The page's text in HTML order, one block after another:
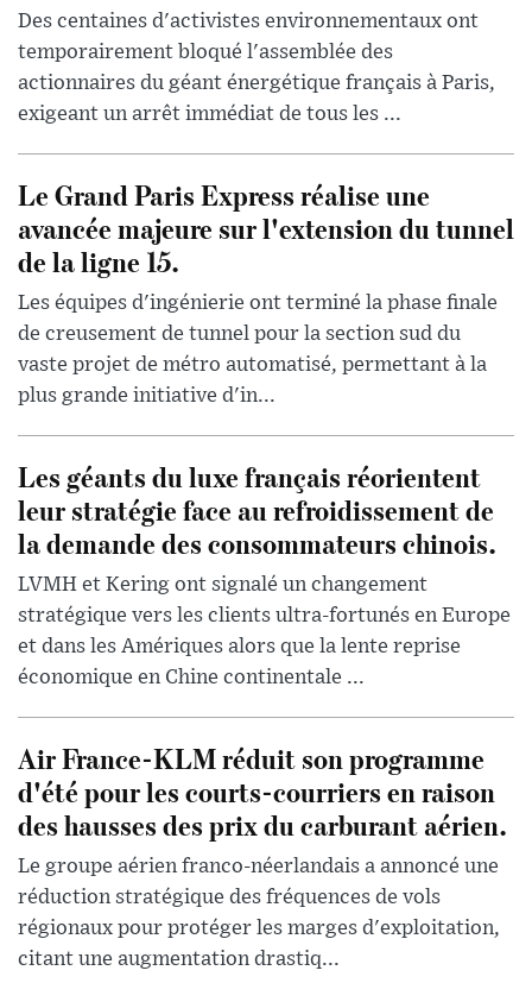
Des centaines d'activistes environnementaux ont
temporairement bloqué l'assemblée des
actionnaires du géant énergétique français à Paris,
exigeant un arrêt immédiat de tous les ...
Le Grand Paris Express réalise une
avancée majeure sur l'extension du tunnel
de la ligne 15.
Les équipes d'ingénierie ont terminé la phase finale
de creusement de tunnel pour la section sud du
vaste projet de métro automatisé, permettant à la
plus grande initiative d'in...
Les géants du luxe français réorientent
leur stratégie face au refroidissement de
la demande des consommateurs chinois.
LVMH et Kering ont signalé un changement
stratégique vers les clients ultra-fortunés en Europe
et dans les Amériques alors que la lente reprise
économique en Chine continentale ...
Air France-KLM réduit son programme
d'été pour les courts-courriers en raison
des hausses des prix du carburant aérien.
Le groupe aérien franco-néerlandais a annoncé une
réduction stratégique des fréquences de vols
régionaux pour protéger les marges d'exploitation,
citant une augmentation drastiq...